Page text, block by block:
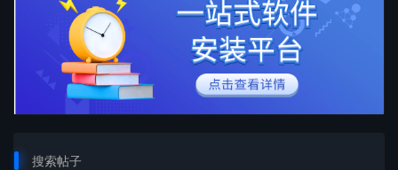
搜索帖子